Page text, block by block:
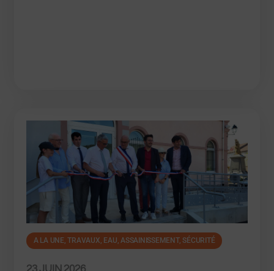
A LA UNE,TRAVAUX, EAU, ASSAINISSEMENT, SÉCURITÉ